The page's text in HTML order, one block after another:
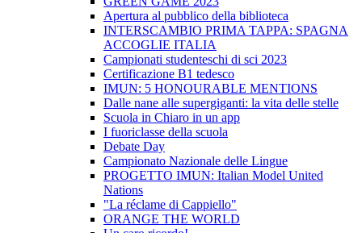
Apertura al pubblico della biblioteca
INTERSCAMBIO PRIMA TAPPA: SPAGNA
ACCOGLIE ITALIA
Campionati studenteschi di sci 2023
Certificazione B1 tedesco
IMUN: 5 HONOURABLE MENTIONS
Dalle nane alle supergiganti: la vita delle stelle
Scuola in Chiaro in un app
I fuoriclasse della scuola
Debate Day
Campionato Nazionale delle Lingue
PROGETTO IMUN: Italian Model United
Nations
"La réclame di Cappiello"
ORANGE THE WORLD